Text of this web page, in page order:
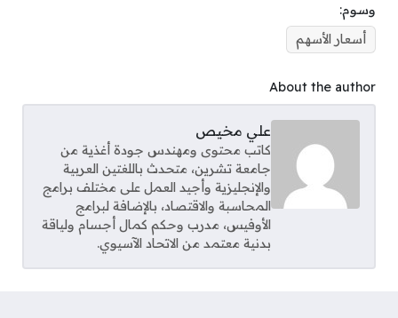
وسوم:
أسعار الأسهم
About the author
علي مخيص
كاتب محتوى ومهندس جودة أغذية من
جامعة تشرين، متحدث باللغتين العربية
والإنجليزية وأجيد العمل على مختلف برامج
المحاسبة والاقتصاد، بالإضافة لبرامج
الأوفيس، مدرب وحكم كمال أجسام ولياقة
بدنية معتمد من الاتحاد الآسيوي.